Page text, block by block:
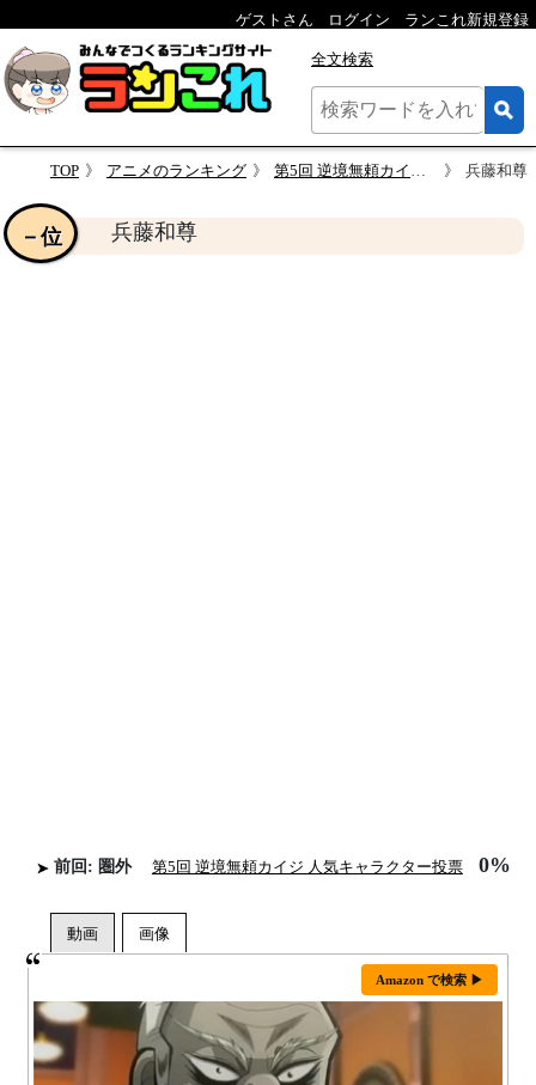
ゲストさん ログイン ランこれ新規登録
全文検索
TOP アニメのランキング 第5回 逆境無頼カイジ 人気キャラクター投票 兵藤和尊
兵藤和尊
－位
前回: 圏外 第5回 逆境無頼カイジ 人気キャラクター投票 0%
Amazon で検索 ▶